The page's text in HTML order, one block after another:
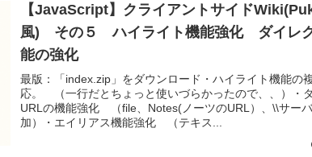
【JavaScript】クライアントサイド
風) その５ ハイライト機能強化 ダイレ
能の強化
最版：「index.zip」をダウンロード・ハイライト機能の
応。 （一行だとちょっと使いづらかったので、、）・
URLの機能強化 （file、Notes(ノーツのURL）、\\サー
加）・エイリアス機能強化 （テキス...